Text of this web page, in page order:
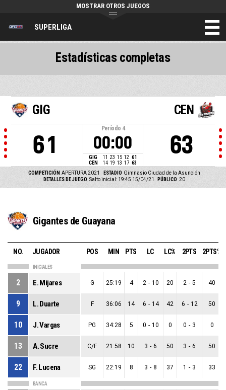
SUPERLIGA
MOSTRAR OTROS JUEGOS
GIG
61
Período 4
00:00
GIG 11 23 15 12 61
CEN
14 19 13 17 63
CEN
63
COMPETICIÓN APERTURA 2021 ESTADIO Gimnasio Ciudad de la Asunción
DETALLES DE JUEGO Salto inicial: 19:45 15/04/21 PÚBLICO 20
Estadísticas completas
Gigantes de Guayana
NO. JUGADOR POS MIN PTS LC LC% 2PTS 2PTS%
INICIALES
2 E. Mijares G 25:19 4 2 - 10 20 2 - 5 40
9 L. Duarte F 36:06 14 6 - 14 42 6 - 12 50
10 J. Vargas PG 34:28 5 0 - 10 0 0 - 3 0
13 A. Sucre C/F 21:58 10 3 - 6 50 3 - 6 50
22 F. Lucena SG 22:19 8 3 - 8 37 1 - 3 33
BANCA